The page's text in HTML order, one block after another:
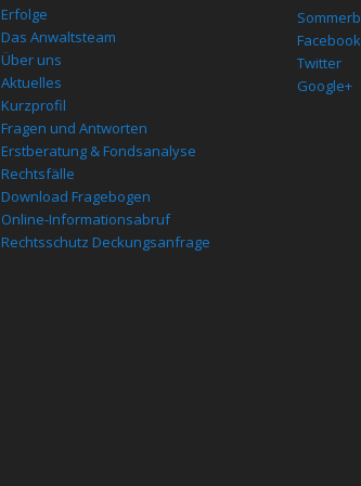
Erfolge
Das Anwaltsteam
Über uns
Aktuelles
Kurzprofil
Fragen und Antworten
Erstberatung & Fondsanalyse
Rechtsfälle
Download Fragebogen
Online-Informationsabruf
Rechtsschutz Deckungsanfrage
Facebook
Twitter
Google+